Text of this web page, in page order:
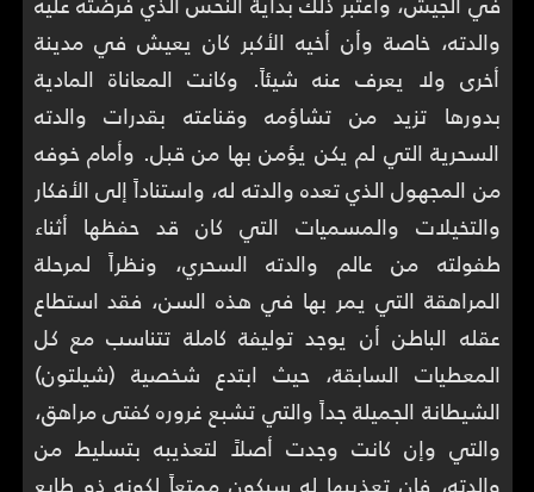
والدته، خاصة وأن أخيه الأكبر كان يعيش في مدينة
أخرى ولا يعرف عنه شيئاً. وكانت المعاناة المادية
بدورها تزيد من تشاؤمه وقناعته بقدرات والدته
السحرية التي لم يكن يؤمن بها من قبل. وأمام خوفه
من المجهول الذي تعده والدته له، واستناداً إلى الأفكار
والتخيلات والمسميات التي كان قد حفظها أثناء
طفولته من عالم والدته السحري، ونظراً لمرحلة
المراهقة التي يمر بها في هذه السن، فقد استطاع
عقله الباطن أن يوجد توليفة كاملة تتناسب مع كل
المعطيات السابقة، حيث ابتدع شخصية (شيلتون)
الشيطانة الجميلة جداً والتي تشبع غروره كفتى مراهق،
والتي وإن كانت وجدت أصلاً لتعذيبه بتسليط من